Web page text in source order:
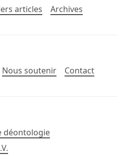
articles
Archives
Nous soutenir
Contact
déontologie